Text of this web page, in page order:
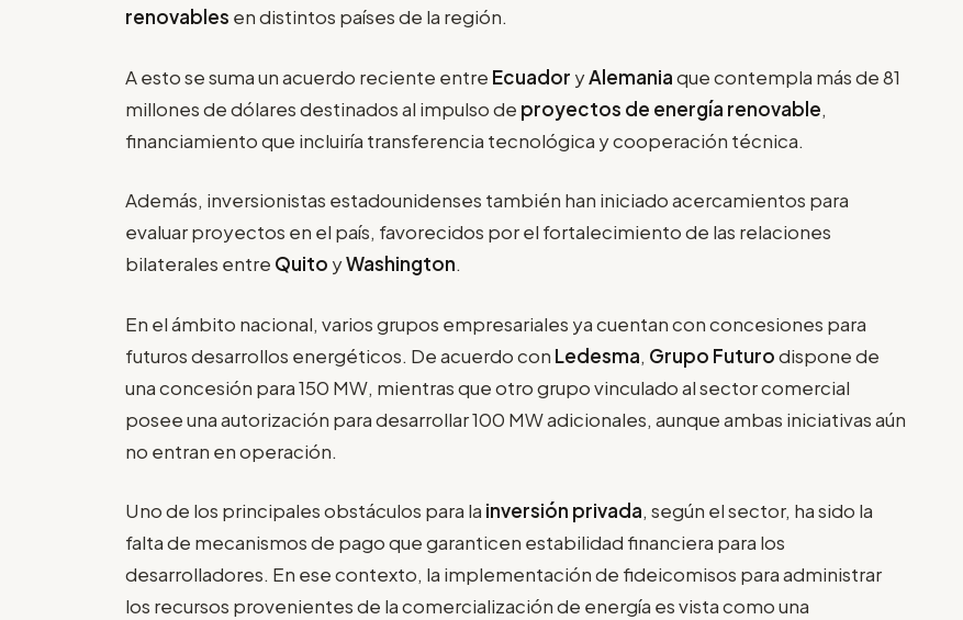
renovables en distintos países de la región.
A esto se suma un acuerdo reciente entre Ecuador yAlemaniaque contempla más de 81
millones de dólares destinados al impulso de proyectos de energía renovable,
financiamiento que incluiría transferencia tecnológica y cooperación técnica.
Además, inversionistas estadounidenses también han iniciado acercamientos para
evaluar proyectos en el país, favorecidos por el fortalecimiento de las relaciones
bilaterales entre Quito yWashington.
En el ámbito nacional, varios grupos empresariales ya cuentan con concesiones para
futuros desarrollos energéticos. De acuerdo con Ledesma, Grupo Futurodispone de
una concesión para 150 MW, mientras que otro grupo vinculado al sector comercial
posee una autorización para desarrollar 100 MW adicionales, aunque ambas iniciativas aún
no entran en operación.
Uno de los principales obstáculos para la inversión privada, según el sector, ha sido la
falta de mecanismos de pago que garanticen estabilidad financiera para los
desarrolladores. En ese contexto, la implementación de fideicomisos para administrar
los recursos provenientes de la comercialización de energía es vista como una